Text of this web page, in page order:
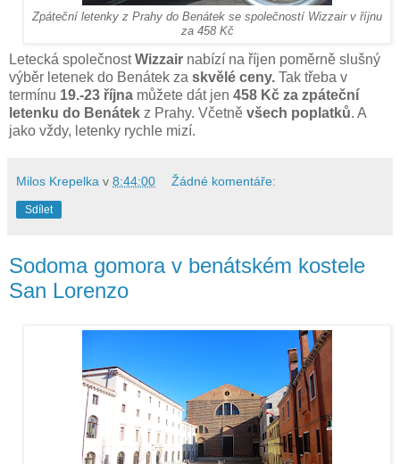
Zpáteční letenky z Prahy do Benátek se společností Wizzair v říjnu
za 458 Kč
Letecká společnostWizzair nabízí na říjen poměrně slušný
výběr letenek do Benátek za skvělé ceny. Tak třeba v
termínu 19.-23 října můžete dát jen 458 Kč za zpáteční
letenku do Benátek z Prahy. Včetně všech poplatků. A
jako vždy, letenky rychle mizí.
Milos Krepelka v 8:44:00 Žádné komentáře:
Sdílet
Sodoma gomora v benátském kostele
San Lorenzo